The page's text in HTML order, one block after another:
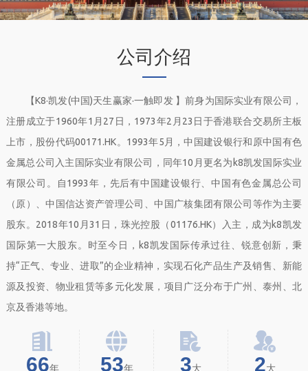
公司介绍
【K8·凯发(中国)天生赢家·一触即发 】前身为国际实业有限公司，
注册成立于1960年1月27日，1973年2月23日于香港联合交易所主板
上市，股份代码00171.HK。1993年5月，中国建设银行和原中国有色
金属总公司入主国际实业有限公司，同年10月更名为k8凯发国际实业
有限公司。自1993年，先后有中国建设银行、中国有色金属总公司
（原）、中国信达资产管理公司、中国广核集团有限公司等作为主要
股东。2018年10月31日，珠光控股（01176.HK）入主，成为k8凯发
国际第一大股东。时至今日，k8凯发国际传承过往、锐意创新，秉
持“正气、专业、进取”的企业精神，实现石化产品生产及销售、新能
源及投资、物业租赁等多元化发展，项目广泛分布于广州、泰州、北
京及香港等地。
66年
53年
3大
2大